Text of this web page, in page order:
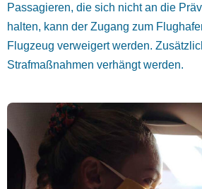
Passagieren, die sich nicht an die
halten, kann der Zugang zum
Flugzeug verweigert werden.
Strafmaßnahmen verhängt werden.